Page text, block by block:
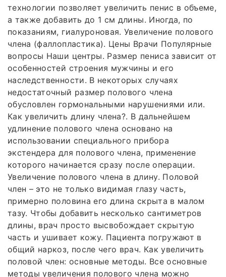
технологии позволяет увеличить пенис в объеме,
а также добавить до 1 см длины. Иногда, по
показаниям, гиалуроновая. Увеличение полового
члена (фаллопластика). Цены Врачи Популярные
вопросы Наши центры. Размер пениса зависит от
особенностей строения мужчины и его
наследственности. В некоторых случаях
недостаточный размер полового члена
обусловлен гормональными нарушениями или.
Как увеличить длину члена?. В дальнейшем
удлинение полового члена основано на
использовании специального прибора
экстендера для полового члена, применение
которого начинается сразу после операции.
Увеличение полового члена в длину. Половой
член – это не только видимая глазу часть,
примерно половина его длина скрыта в малом
тазу. Чтобы добавить несколько сантиметров
длины, врач просто высвобождает скрытую
часть и ушивает кожу. Пациента погружают в
общий наркоз, после чего врач. Как увеличить
половой член: основные методы. Все основные
методы увеличения полового члена можно